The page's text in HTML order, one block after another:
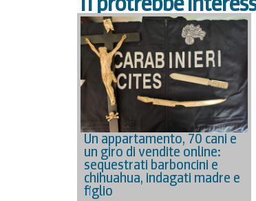
Un appartamento, 70 cani e
un giro di vendite online:
sequestrati barboncini e
chihuahua, indagati madre e
figlio